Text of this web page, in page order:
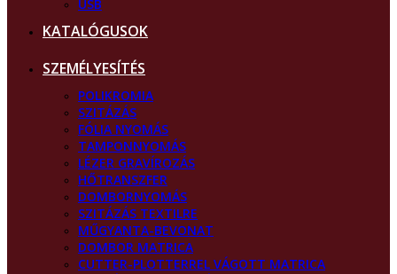
USB
KATALÓGUSOK
SZEMÉLYESÍTÉS
POLIKROMIA
SZITÁZÁS
FÓLIA NYOMÁS
TAMPONNYOMÁS
LÉZER GRAVÍROZÁS
HŐTRANSZFER
DOMBORNYOMÁS
SZITÁZÁS TEXTILRE
MŰGYANTA-BEVONAT
DOMBOR MATRICA
CUTTER-PLOTTERREL VÁGOTT MATRICA